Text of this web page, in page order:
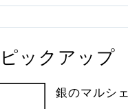
ピックアップ
銀のマルシェ